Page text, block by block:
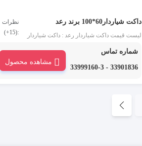
داکت شیاردار60*100 برند رعد
لیست قیمت داکت شیاردار رعد : داکت شیاردار
و ارتفاع 6 سانتی متر عرضه می شود. این محصول
از مواد PVC غیر قابل اشتعال و هالوژن فری
ساخته شده است و در صورت اشتعال نیز قابلیت
نظرات
:(15+)
شماره تماس
33901836 - 33999160-3
مشاهده محصول